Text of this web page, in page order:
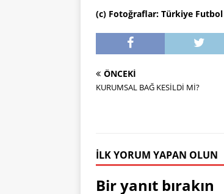
(c) Fotoğraflar: Türkiye
ÖNCEKI
KURUMSAL BAĞ KESİLDİ Mİ?
İLK YORUM YAPAN OLUN
Bir yanıt bırakın